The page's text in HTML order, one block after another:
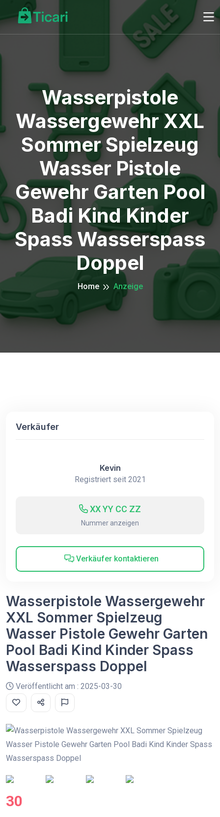
Wasserpistole
Wassergewehr XXL
Sommer Spielzeug
Wasser Pistole
Gewehr Garten Pool
Badi Kind Kinder
Spass Wasserspass
Doppel
Home Anzeige
Verkäufer
Kevin
Registriert seit 2021
XX YY CC ZZ
Nummer anzeigen
Verkäufer kontaktieren
Wasserpistole Wassergewehr
XXL Sommer Spielzeug
Wasser Pistole Gewehr Garten
Pool Badi Kind Kinder Spass
Wasserspass Doppel
Veröffentlicht am : 2025-03-30
30